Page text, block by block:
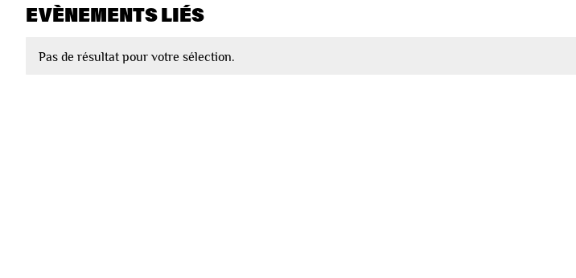
EVÈNEMENTS LIÉS
Pas de résultat pour votre sélection.